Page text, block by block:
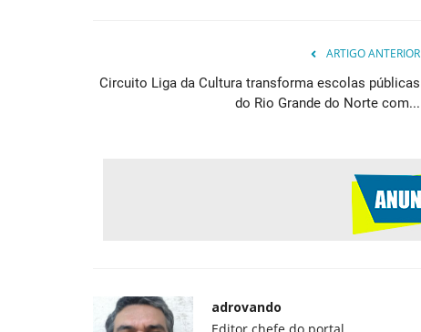
ARTIGO ANTERIOR
Circuito Liga da Cultura transforma escolas públicas
do Rio Grande do Norte com...
adrovando